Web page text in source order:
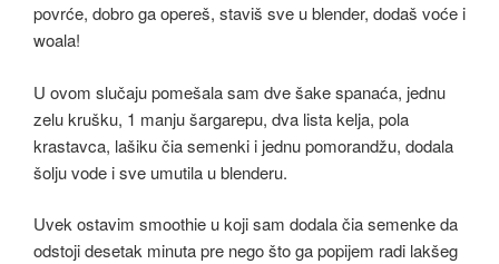
povrće, dobro ga opereš, staviš sve u blender, dodaš voće i
woala!
U ovom slučaju pomešala sam dve šake spanaća, jednu
zelu krušku, 1 manju šargarepu, dva lista kelja, pola
krastavca, lašiku čia semenki i jednu pomorandžu, dodala
šolju vode i sve umutila u blenderu.
Uvek ostavim smoothie u koji sam dodala čia semenke da
odstoji desetak minuta pre nego što ga popijem radi lakšeg